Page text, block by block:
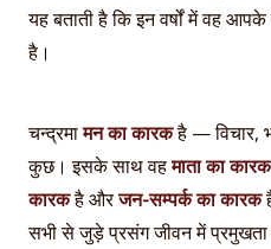
यह बताती है कि इन वर्षों में वह
है।
चन्द्रमामन का कारकहै — विचार,
कुछ। इसके साथ वहमाता का कारक
कारकहै औरजन-सम्पर्क का कारक
सभी से जुड़े प्रसंग जीवन में